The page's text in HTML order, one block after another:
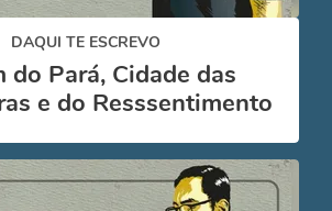
DAQUI TE ESCREVO
do Pará, Cidade das
e do Resssentimento